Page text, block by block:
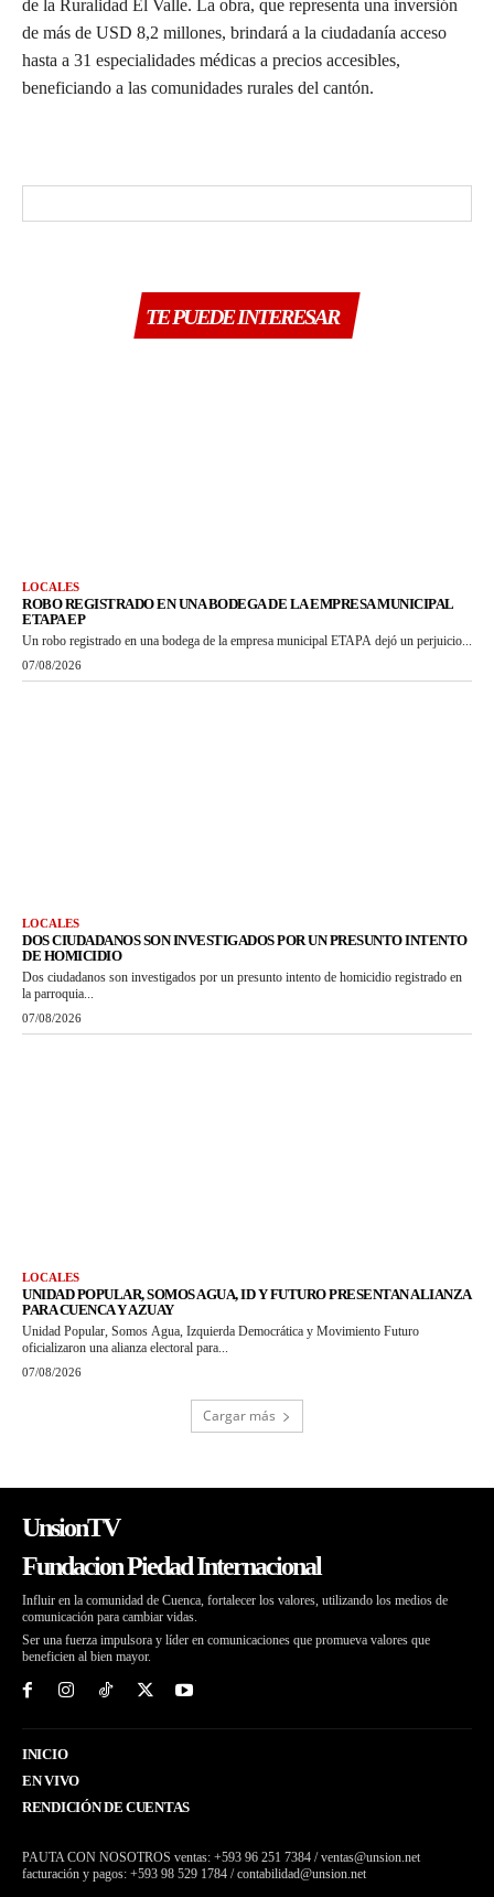
de la Ruralidad El Valle. La obra, que representa una inversión
de más de USD 8,2 millones, brindará a la ciudadanía acceso
hasta a 31 especialidades médicas a precios accesibles,
beneficiando a las comunidades rurales del cantón.
TE PUEDE INTERESAR
LOCALES
ROBO REGISTRADO EN UNA BODEGA DE LA EMPRESA MUNICIPAL
ETAPA EP
Un robo registrado en una bodega de la empresa municipal ETAPA dejó un perjuicio...
07/08/2026
LOCALES
DOS CIUDADANOS SON INVESTIGADOS POR UN PRESUNTO INTENTO
DE HOMICIDIO
Dos ciudadanos son investigados por un presunto intento de homicidio registrado en
la parroquia...
07/08/2026
LOCALES
UNIDAD POPULAR, SOMOS AGUA, ID Y FUTURO PRESENTAN ALIANZA
PARA CUENCA Y AZUAY
Unidad Popular, Somos Agua, Izquierda Democrática y Movimiento Futuro
oficializaron una alianza electoral para...
07/08/2026
Cargar más
UnsionTV
Fundacion Piedad Internacional
Influir en la comunidad de Cuenca, fortalecer los valores, utilizando los medios de
comunicación para cambiar vidas.
Ser una fuerza impulsora y líder en comunicaciones que promueva valores que
beneficien al bien mayor.
INICIO
EN VIVO
RENDICIÓN DE CUENTAS
PAUTA CON NOSOTROS ventas: +593 96 251 7384 / ventas@unsion.net
facturación y pagos: +593 98 529 1784 / contabilidad@unsion.net